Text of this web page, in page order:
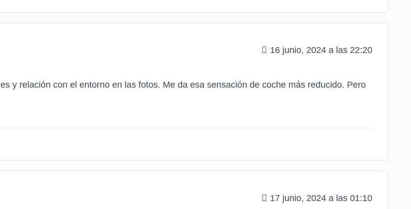
16 junio, 2024 a las 22:20
y relación con el entorno en las fotos. Me da esa sensación de coche más reducido. Pero
17 junio, 2024 a las 01:10